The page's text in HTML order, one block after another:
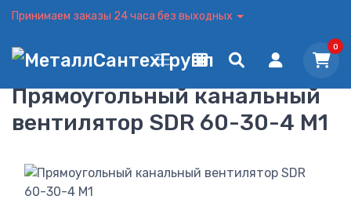
Принимаем заказы 24 часа без выходных
0
Прямоугольный канальный
вентилятор SDR 60-30-4 M1